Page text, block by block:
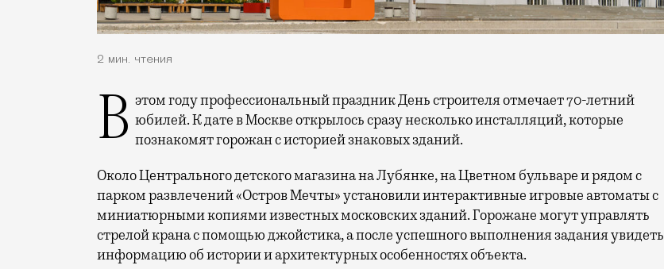
2 мин. чтения
В этом году профессиональный праздник День строителя отмечает 70-летний юбилей. К дате в Москве открылось сразу несколько инсталляций, которые
познакомят горожан с историей знаковых зданий.
Около Центрального детского магазина на Лубянке, на Цветном бульваре и рядом с
парком развлечений «Остров Мечты» установили интерактивные игровые автоматы с
миниатюрными копиями известных московских зданий. Горожане могут управлять
стрелой крана с помощью джойстика, а после успешного выполнения задания увидеть
информацию об истории и архитектурных особенностях объекта.